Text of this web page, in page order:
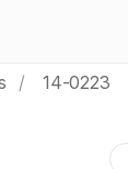
14-0223